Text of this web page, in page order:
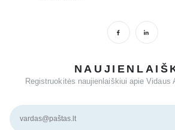
Registruokitės naujienlaiškiui apie Vidaus